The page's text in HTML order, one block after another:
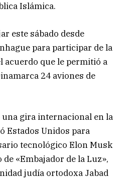
Islámica.
este sábado desde
para participar de la
acuerdo que le permitió a
24 aviones de
una gira internacional en la
Estados Unidos para
tecnológico Elon Musk
«Embajador de la Luz»,
judía ortodoxa Jabad